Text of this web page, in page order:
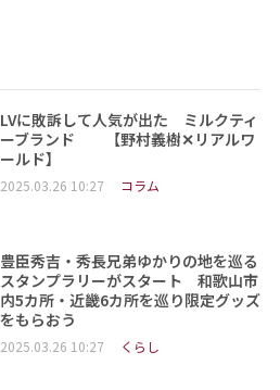
LVに敗訴して人気が出た ミルクティ
ーブランド 【野村義樹✕リアルワ
ールド】
2025.03.26 10:27 コラム
豊臣秀吉・秀長兄弟ゆかりの地を巡る
スタンプラリーがスタート 和歌山市
内5カ所・近畿6カ所を巡り限定グッズ
をもらおう
2025.03.26 10:27 くらし